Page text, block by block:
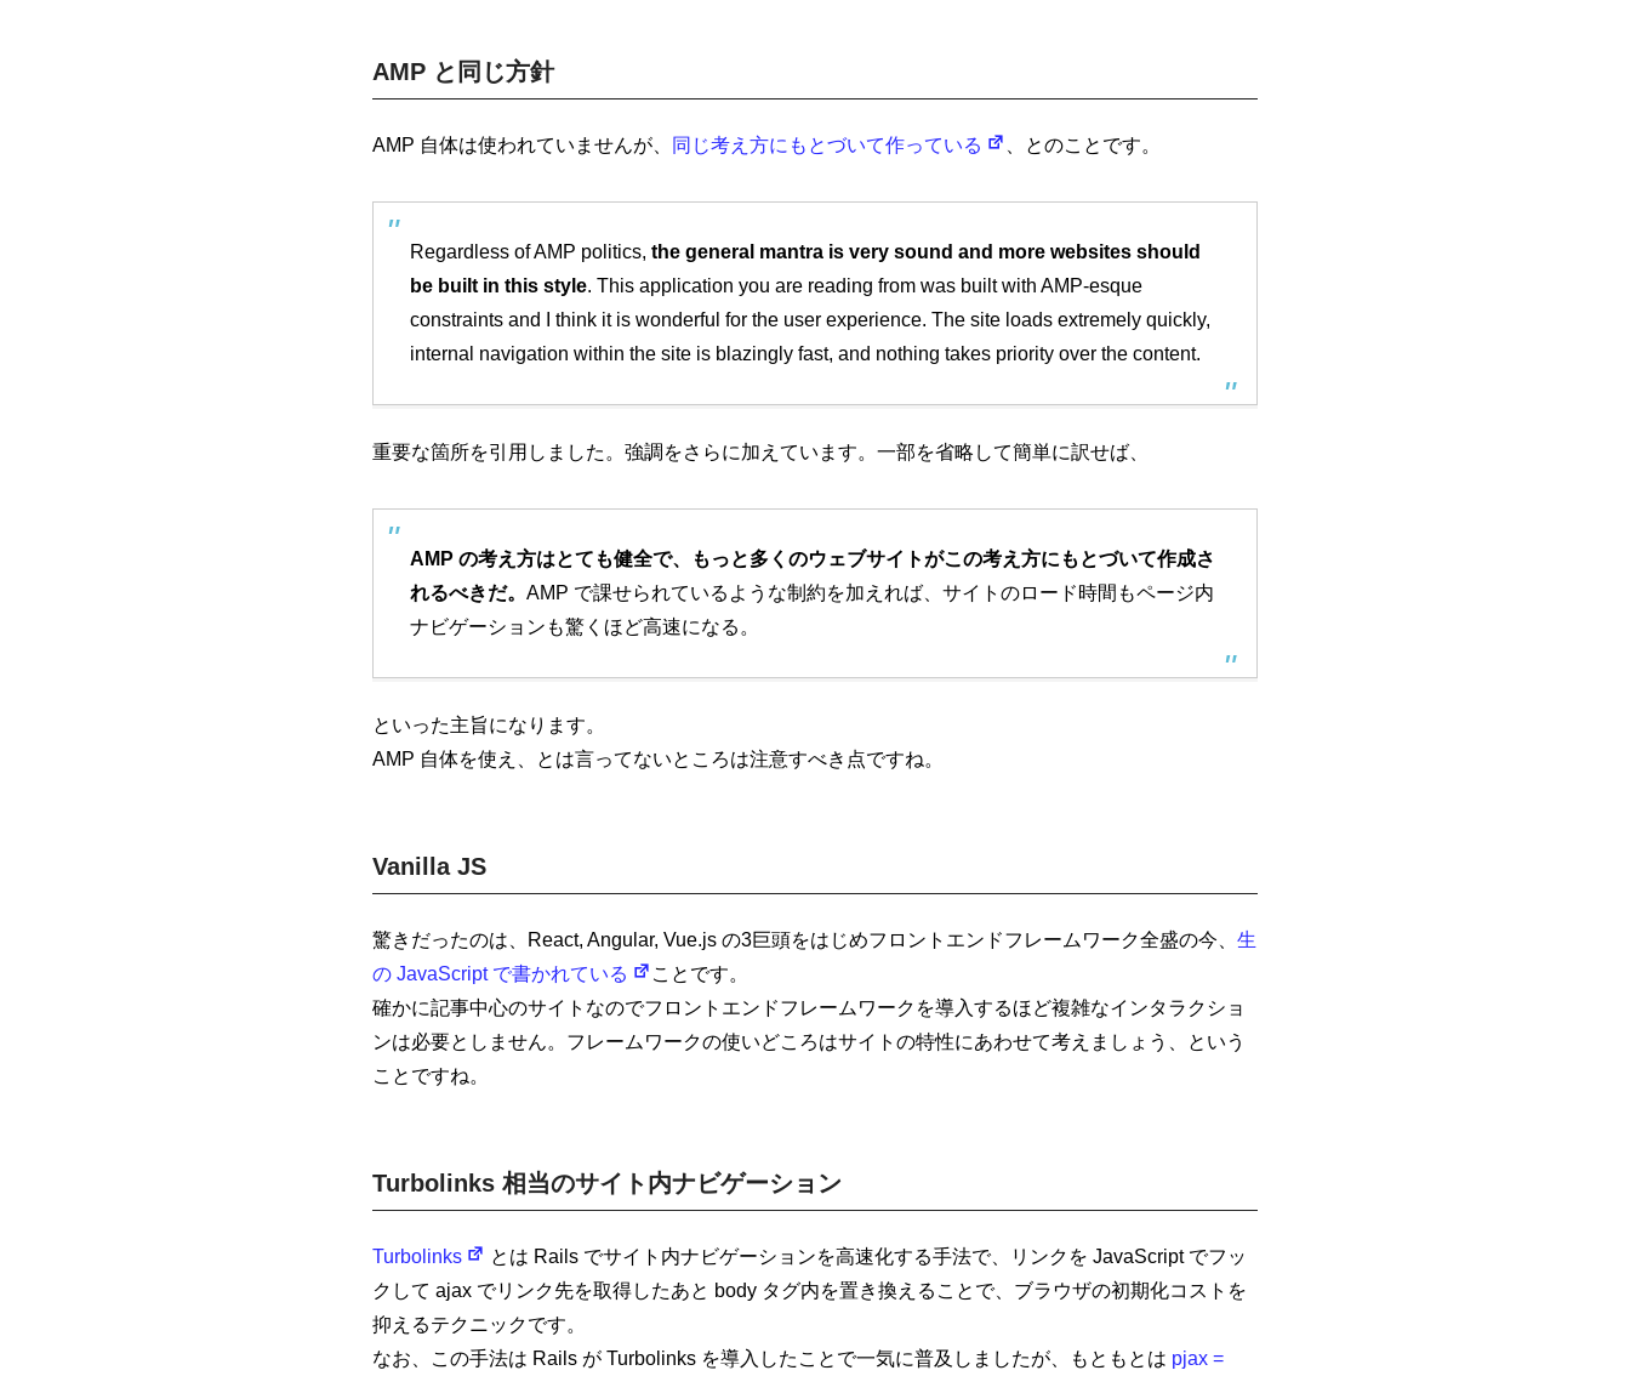
AMP と同じ方針
AMP 自体は使われていませんが、 同じ考え方にもとづいて作っている 、とのことです。
Regardless of AMP politics, the general mantra is very sound and more websites should
be built in this style. This application you are reading from was built with AMP-esque
constraints and I think it is wonderful for the user experience. The site loads extremely quickly,
internal navigation within the site is blazingly fast, and nothing takes priority over the content.
重要な箇所を引用しました。強調をさらに加えています。一部を省略して簡単に訳せば、
AMP の考え方はとても健全で、もっと多くのウェブサイトがこの考え方にもとづいて作成さ
れるべきだ。 AMP で課せられているような制約を加えれば、サイトのロード時間もページ内
ナビゲーションも驚くほど高速になる。
といった主旨になります。
AMP 自体を使え、とは言ってないところは注意すべき点ですね。
Vanilla JS
驚きだったのは、React, Angular, Vue.js の3巨頭をはじめフロントエンドフレームワーク全盛の今、 生
の JavaScript で書かれている
ことです。
確かに記事中心のサイトなのでフロントエンドフレームワークを導入するほど複雑なインタラクショ
ンは必要としません。フレームワークの使いどころはサイトの特性にあわせて考えましょう、という
ことですね。
Turbolinks 相当のサイト内ナビゲーション
Turbolinks
とは Rails でサイト内ナビゲーションを高速化する手法で、リンクを JavaScript でフッ
クして ajax でリンク先を取得したあと body タグ内を置き換えることで、ブラウザの初期化コストを
抑えるテクニックです。
なお、この手法は Rails が Turbolinks を導入したことで一気に普及しましたが、もともとは pjax =